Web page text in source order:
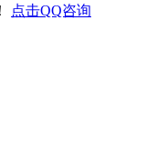
点击QQ咨询